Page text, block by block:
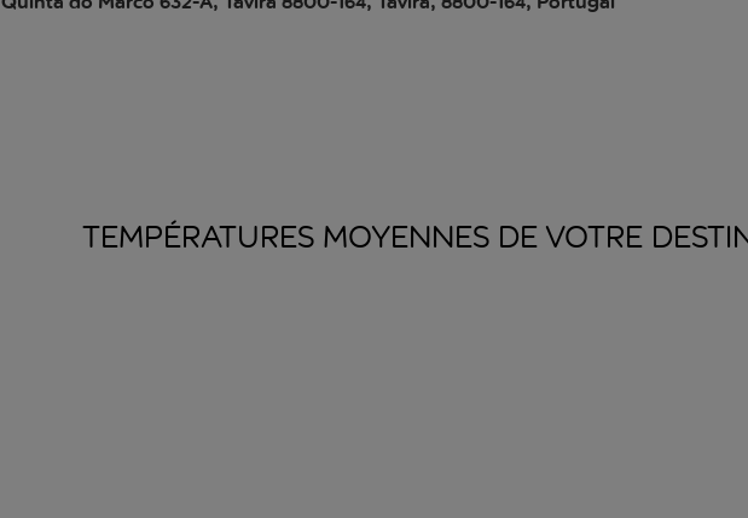
TEMPÉRATURES MOYENNES DE VOTRE